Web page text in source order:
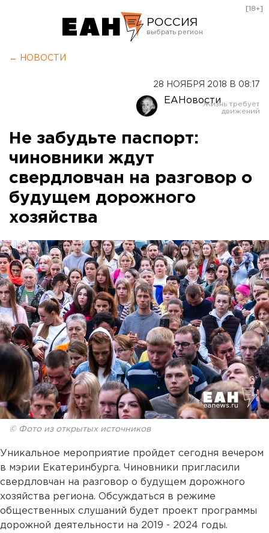
РОССИЯ
Оренбург
[18+]
← НОВОСТИ
28 НОЯБРЯ 2018 В 08:17
ЕАНовости
Не забудьте паспорт:
чиновники ждут
свердловчан на разговор о
будущем дорожного
хозяйства
© Фото из открытых источников
Уникальное мероприятие пройдет сегодня вечером
в мэрии Екатеринбурга. Чиновники пригласили
свердловчан на разговор о будущем дорожного
хозяйства региона. Обсуждаться в режиме
общественных слушаний будет проект программы
дорожной деятельности на 2019 - 2024 годы.